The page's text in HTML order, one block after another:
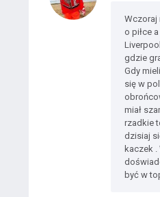
Wczoraj
o piłce
gdzie
Gdy
się w
miał
rzadkie
dzisiaj
kaczek
być w